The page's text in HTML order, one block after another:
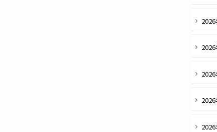
2026
2026
2026
2026
2026